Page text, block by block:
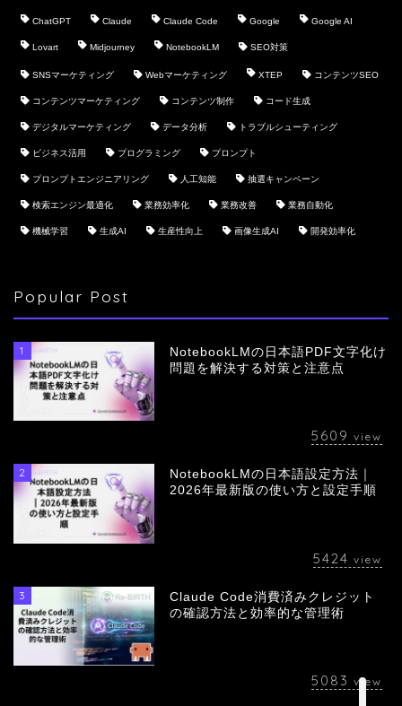
ChatGPT Claude Claude Code Google Google AI
Lovart Midjourney NotebookLM SEO対策
SNSマーケティング Webマーケティング XTEP コンテンツSEO
コンテンツマーケティング コンテンツ制作 コード生成
デジタルマーケティング データ分析 トラブルシューティング
ビジネス活用 プログラミング プロンプト
プロンプトエンジニアリング 人工知能 抽選キャンペーン
検索エンジン最適化 業務効率化 業務改善 業務自動化
機械学習 生成AI 生産性向上 画像生成AI 開発効率化
Popular Post
1
NotebookLMの日本語PDF文字化け
問題を解決する対策と注意点
5609 view
2
NotebookLMの日本語設定方法｜
2026年最新版の使い方と設定手順
5424 view
3
Claude Code消費済みクレジット
の確認方法と効率的な管理術
5083 view
会社概要
採用情報